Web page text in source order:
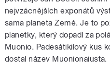
nejvzácnějších exponátů
sama planeta Země. Je to
planetky, který dopadl za
Muonio. Padesátikilový kus
dostal název Muonionaiusta.